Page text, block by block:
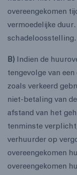
overeengekomen
vermoedelijke
schadeloosstelling.
B) Indien de
tengevolge van
zoals verkeerd
niet-betaling van
afstand van het
tenminste
verhuurder op
overeengekomen
overeengekomen